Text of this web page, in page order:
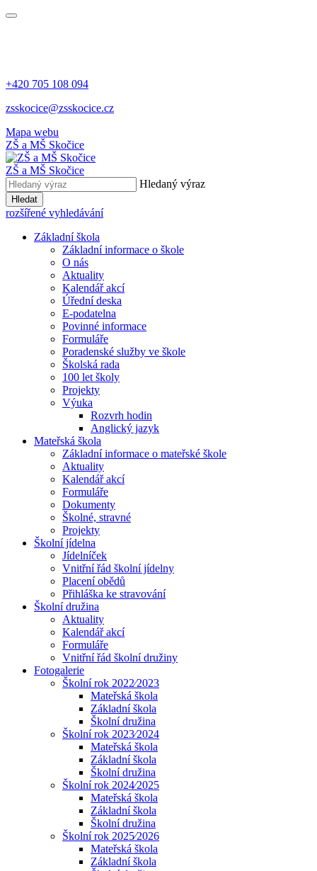
+420 705 108 094
zsskocice@zsskocice.cz
Mapa webu
ZŠ a MŠ Skočice
ZŠ a MŠ Skočice
Hledaný výraz
Hledat
rozšířené vyhledávání
Základní škola
Základní informace o škole
O nás
Aktuality
Kalendář akcí
Úřední deska
E-podatelna
Povinné informace
Formuláře
Poradenské služby ve škole
Školská rada
100 let školy
Projekty
Výuka
Rozvrh hodin
Anglický jazyk
Mateřská škola
Základní informace o mateřské škole
Aktuality
Kalendář akcí
Formuláře
Dokumenty
Školné, stravné
Projekty
Školní jídelna
Jídelníček
Vnitřní řád školní jídelny
Placení obědů
Přihláška ke stravování
Školní družina
Aktuality
Kalendář akcí
Formuláře
Vnitřní řád školní družiny
Fotogalerie
Školní rok 2022⁄2023
Mateřská škola
Základní škola
Školní družina
Školní rok 2023⁄2024
Mateřská škola
Základní škola
Školní družina
Školní rok 2024⁄2025
Mateřská škola
Základní škola
Školní družina
Školní rok 2025⁄2026
Mateřská škola
Základní škola